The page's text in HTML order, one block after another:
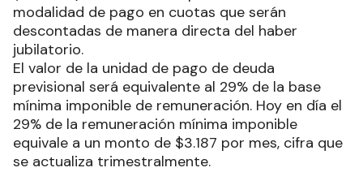
modalidad de pago en cuotas que serán
descontadas de manera directa del haber
jubilatorio.
El valor de la unidad de pago de deuda
previsional será equivalente al 29% de la base
mínima imponible de remuneración. Hoy en día el
29% de la remuneración mínima imponible
equivale a un monto de $3.187 por mes, cifra que
se actualiza trimestralmente.